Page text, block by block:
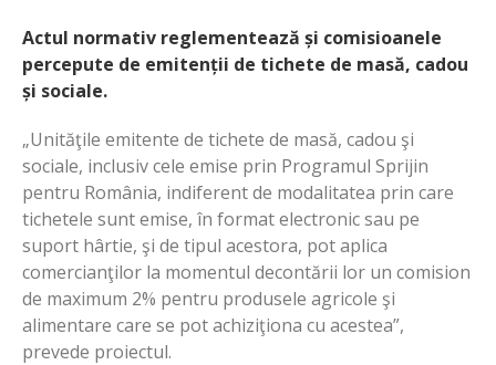
Actul normativ reglementează și comisioanele
percepute de emitenții de tichete de masă, cadou
și sociale.
„Unităţile emitente de tichete de masă, cadou şi
sociale, inclusiv cele emise prin Programul Sprijin
pentru România, indiferent de modalitatea prin care
tichetele sunt emise, în format electronic sau pe
suport hârtie, şi de tipul acestora, pot aplica
comercianţilor la momentul decontării lor un comision
de maximum 2% pentru produsele agricole şi
alimentare care se pot achiziţiona cu acestea”,
prevede proiectul.